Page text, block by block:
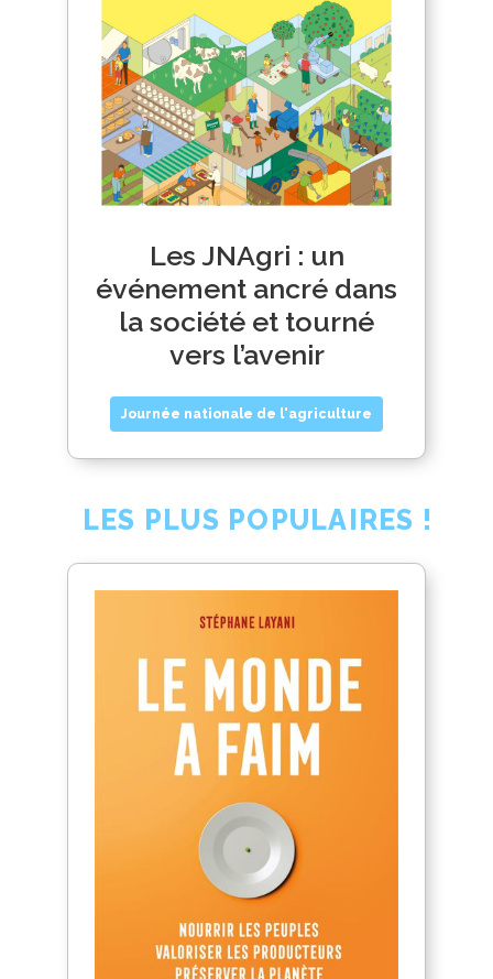
Les JNAgri : un
événement ancré dans
la société et tourné
vers l’avenir
Journée nationale de l'agriculture
LES PLUS POPULAIRES !